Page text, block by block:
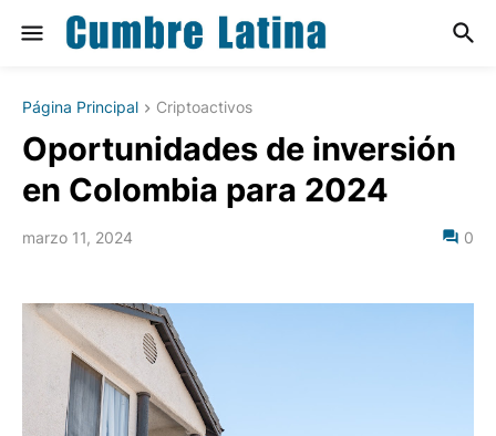
Página Principal Criptoactivos
Oportunidades de inversión
en Colombia para 2024
marzo 11, 2024 0